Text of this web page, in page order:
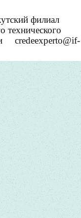
филиал
технического
credeexperto@if-